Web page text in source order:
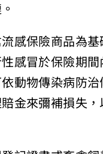
感保險商品為
感冒於保險期
動物傳染病防
金來彌補損失